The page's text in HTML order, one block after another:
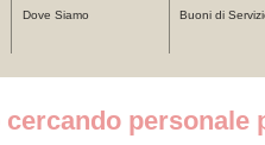
Dove Siamo
Buoni di
personale